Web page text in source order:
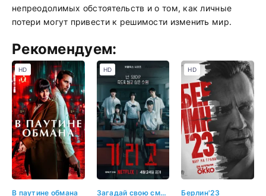
непреодолимых обстоятельств и о том, как личные
потери могут привести к решимости изменить мир.
Рекомендуем:
В паутине обмана
HD
Загадай свою смерть
HD
Берлин'23
HD